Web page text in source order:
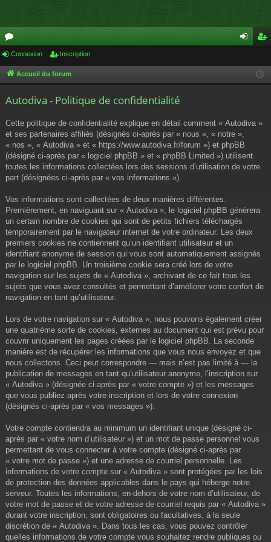
or
u cri
Connexion Inscription
Accueil du forum
Autodiva - Politique de confidentialité
Cette politique de confidentialité explique en détail comment « Autodiva »
et ses partenaires affiliés (désignés ci-après par « nous », « notre »,
« nos », « Autodiva » et « https://www.autodiva.fr/forum ») et phpBB
(désigné ci-après par « logiciel phpBB » et « phpBB Limited ») utilisent
toutes les informations collectées lors des sessions d’utilisation de votre
part (désignées ci-après par « vos informations »).
Vos informations sont collectées de deux manières différentes.
Premièrement, en naviguant sur « Autodiva », le logiciel phpBB génèrera
un certain nombre de cookies qui sont de petits fichiers téléchargés
temporairement par le navigateur internet de votre ordinateur. Les deux
premiers cookies ne contiennent qu’un identifiant utilisateur et un
identifiant anonyme de session qui vous sont automatiquement assignés
par le logiciel phpBB. Un troisième cookie sera créé lors de votre
navigation sur les sujets de « Autodiva », archivant de ce fait tous les
sujets que vous avez consultés et permettant d’améliorer votre confort de
navigation en tant qu’utilisateur.
Lors de votre navigation sur « Autodiva », nous pouvons également créer
une quatrième sorte de cookies, externes au document qui est prévu pour
couvrir uniquement les pages créées par le logiciel phpBB. La seconde
manière est de récupérer les informations que vous nous envoyez et que
nous collectons. Ceci peut correspondre — mais n’est pas limité à — la
publication de messages en tant qu’utilisateur anonyme, l’inscription sur
« Autodiva » (désignée ci-après par « votre compte ») et les messages
que vous publiez après votre inscription et lors de votre connexion
(désignés ci-après par « vos messages »).
Votre compte contiendra au minimum un identifiant unique (désigné ci-
après par « votre nom d’utilisateur ») et un mot de passe personnel vous
permettant de vous connecter à votre compte (désigné ci-après par
« votre mot de passe ») et une adresse de courriel personnelle. Les
informations de votre compte sur « Autodiva » sont protégées par les lois
de protection des données applicables dans le pays qui héberge notre
serveur. Toutes les informations, en-dehors de votre nom d’utilisateur, de
votre mot de passe et de votre adresse de courriel requis par « Autodiva »
durant votre inscription, sont obligatoires ou facultatives, à la seule
discrétion de « Autodiva ». Dans tous les cas, vous pouvez contrôler
quelles informations de votre compte vous souhaitez rendre publiques ou